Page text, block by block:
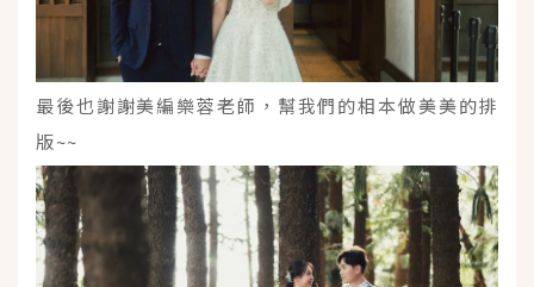
最後也謝謝美編樂蓉老師，幫我們的相本做美美的排
版~~